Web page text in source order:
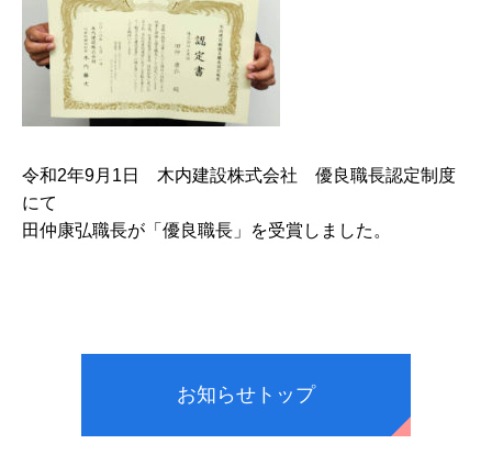
令和2年9月1日 木内建設株式会社 優良職長認定制度
にて
田仲康弘職長が「優良職長」を受賞しました。
お知らせトップ